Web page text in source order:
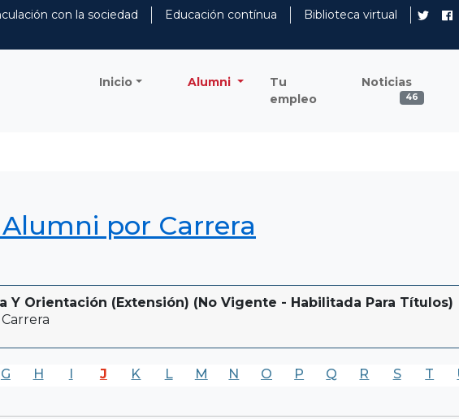
con la sociedad Educación contínua
Biblioteca virtual
Inicio Alumni
Tu
empleo
Noticias
46
por Carrera
Y Orientación (Extensión) (No Vigente - Habilitada Para Títulos)
G H I J K L M N O P Q R S T